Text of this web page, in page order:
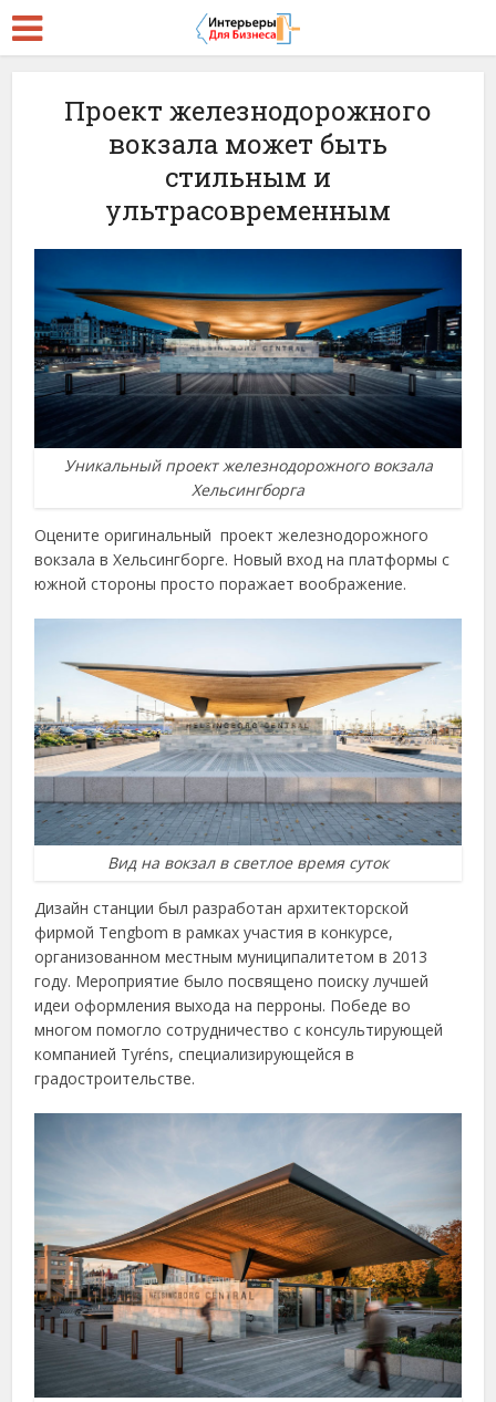
Проект железнодорожного
вокзала может быть
стильным и
ультрасовременным
Уникальный проект железнодорожного вокзала
Хельсингборга
Оцените оригинальный проект железнодорожного
вокзала в Хельсингборге. Новый вход на платформы с
южной стороны просто поражает воображение.
Вид на вокзал в светлое время суток
Дизайн станции был разработан архитекторской
фирмой Tengbom в рамках участия в конкурсе,
организованном местным муниципалитетом в 2013
году. Мероприятие было посвящено поиску лучшей
идеи оформления выхода на перроны. Победе во
многом помогло сотрудничество с консультирующей
компанией Tyréns, специализирующейся в
градостроительстве.